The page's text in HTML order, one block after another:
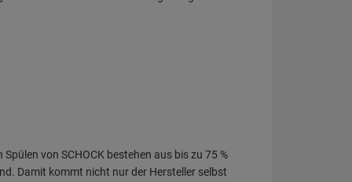
von SCHOCK bestehen aus bis zu 75 %
Damit kommt nicht nur der Hersteller selbst